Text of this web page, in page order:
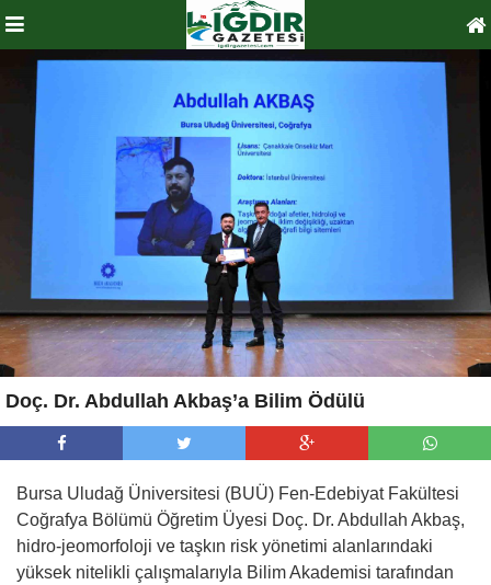
Doç. Dr. Abdullah Akbaş’a Bilim Ödülü
Bursa Uludağ Üniversitesi (BUÜ) Fen-Edebiyat Fakültesi
Coğrafya Bölümü Öğretim Üyesi Doç. Dr. Abdullah Akbaş,
hidro-jeomorfoloji ve taşkın risk yönetimi alanlarındaki
yüksek nitelikli çalışmalarıyla Bilim Akademisi tarafından